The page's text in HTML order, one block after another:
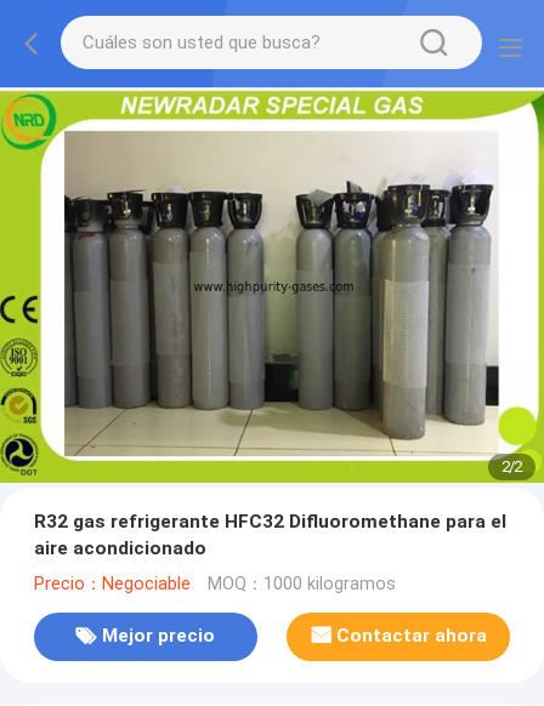
2/2
R32 gas refrigerante HFC32 Difluoromethane para el
aire acondicionado
Precio：Negociable MOQ：1000 kilogramos
Mejor precio Contactar ahora